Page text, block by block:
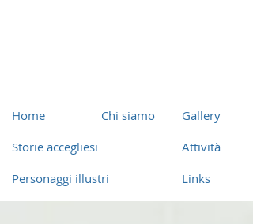
Home
Chi siamo
Storie accegliesi
Personaggi illustri
Gallery
Attività
Links